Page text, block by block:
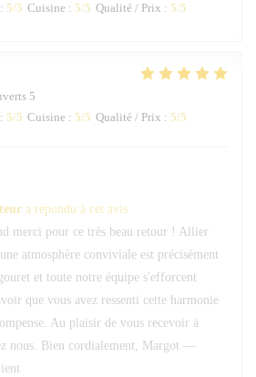
: 5/5 Cuisine : 5/5 Qualité / Prix : 5/5
5
: 5/5 Cuisine : 5/5 Qualité / Prix : 5/5
a répondu à cet avis
merci pour ce très beau retour ! Allier
atmosphère conviviale est précisément
et toute notre équipe s'efforcent
que vous avez ressenti cette harmonie
Au plaisir de vous recevoir à
nous. Bien cordialement, Margot —